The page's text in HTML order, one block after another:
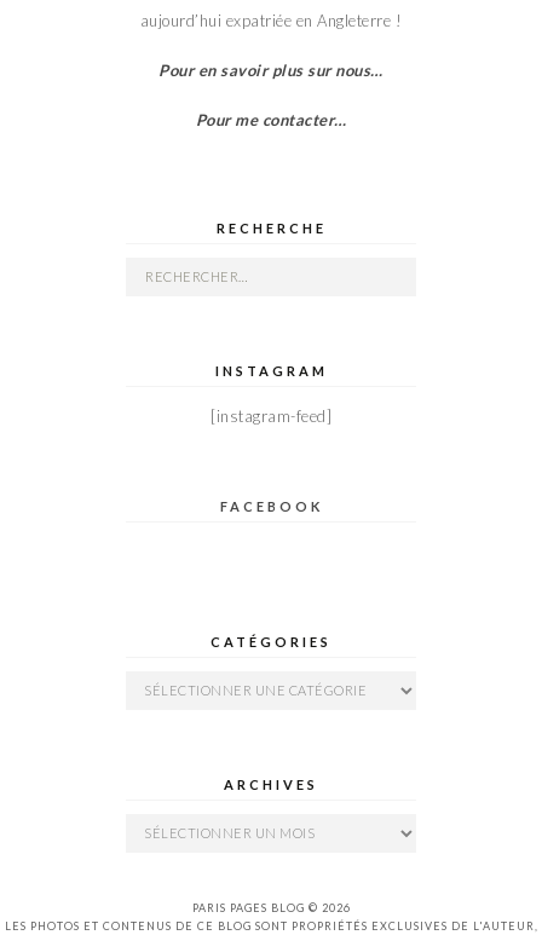
aujourd’hui expatriée en Angleterre !
Pour en savoir plus sur nous…
Pour me contacter…
RECHERCHE
Rechercher :
INSTAGRAM
[instagram-feed]
FACEBOOK
CATÉGORIES
Catégories
ARCHIVES
Archives
PARIS PAGES BLOG © 2026
LES PHOTOS ET CONTENUS DE CE BLOG SONT PROPRIÉTÉS EXCLUSIVES DE L'AUTEUR,